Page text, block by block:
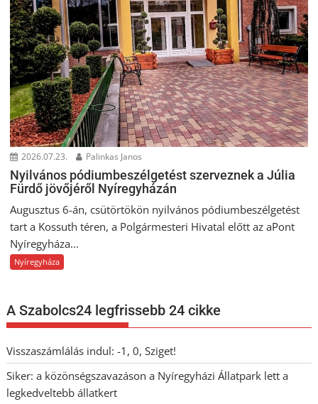
2026.07.23. Palinkas Janos
Nyilvános pódiumbeszélgetést szerveznek a Júlia
Fürdő jövőjéről Nyíregyházán
Augusztus 6-án, csütörtökön nyilvános pódiumbeszélgetést
tart a Kossuth téren, a Polgármesteri Hivatal előtt az aPont
Nyíregyháza...
Nyíregyháza
A Szabolcs24 legfrissebb 24 cikke
Visszaszámlálás indul: -1, 0, Sziget!
Siker: a közönségszavazáson a Nyíregyházi Állatpark lett a
legkedveltebb állatkert